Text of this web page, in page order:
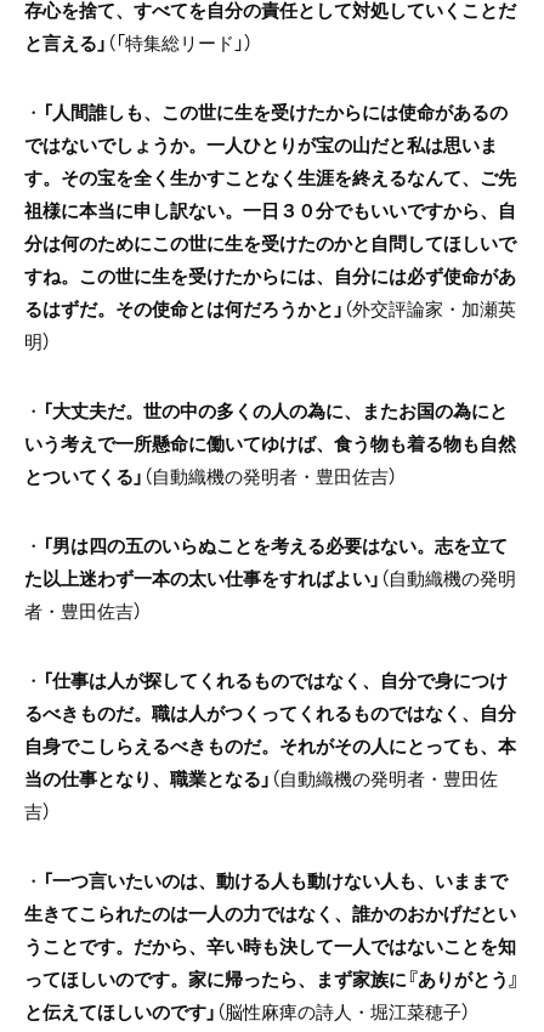
存心を捨て、すべてを自分の責任として対処していくことだ
と言える」 （「特集総リード」）
・ 「人間誰しも、この世に生を受けたからには使命があるの
ではないでしょうか。一人ひとりが宝の山だと私は思いま
す。その宝を全く生かすことなく生涯を終えるなんて、ご先
祖様に本当に申し訳ない。一日３０分でもいいですから、自
分は何のためにこの世に生を受けたのかと自問してほしいで
すね。この世に生を受けたからには、自分には必ず使命があ
るはずだ。その使命とは何だろうかと」 （外交評論家・加瀬英
明）
・ 「大丈夫だ。世の中の多くの人の為に、またお国の為にと
いう考えで一所懸命に働いてゆけば、食う物も着る物も自然
とついてくる」 （自動織機の発明者・豊田佐吉）
・ 「男は四の五のいらぬことを考える必要はない。志を立て
た以上迷わず一本の太い仕事をすればよい」 （自動織機の発明
者・豊田佐吉）
・ 「仕事は人が探してくれるものではなく、自分で身につけ
るべきものだ。職は人がつくってくれるものではなく、自分
自身でこしらえるべきものだ。それがその人にとっても、本
当の仕事となり、職業となる」 （自動織機の発明者・豊田佐
吉）
・ 「一つ言いたいのは、動ける人も動けない人も、いままで
生きてこられたのは一人の力ではなく、誰かのおかげだとい
うことです。だから、辛い時も決して一人ではないことを知
ってほしいのです。家に帰ったら、まず家族に『ありがとう』
と伝えてほしいのです」 （脳性麻痺の詩人・堀江菜穂子）